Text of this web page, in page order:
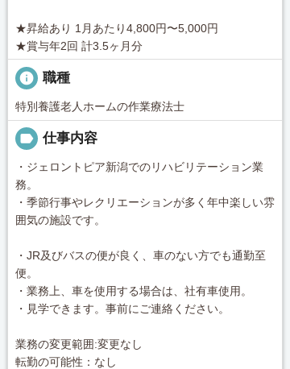
★昇給あり 1月あたり4,800円〜5,000円
★賞与年2回 計3.5ヶ月分
info 職種
特別養護老人ホームの作業療法士
label 仕事内容
・ジェロントピア新潟でのリハビリテーション業
務。
・季節行事やレクリエーションが多く年中楽しい雰
囲気の施設です。
・JR及びバスの便が良く、車のない方でも通勤至
便。
・業務上、車を使用する場合は、社有車使用。
・見学できます。事前にご連絡ください。
業務の変更範囲:変更なし
転勤の可能性：なし